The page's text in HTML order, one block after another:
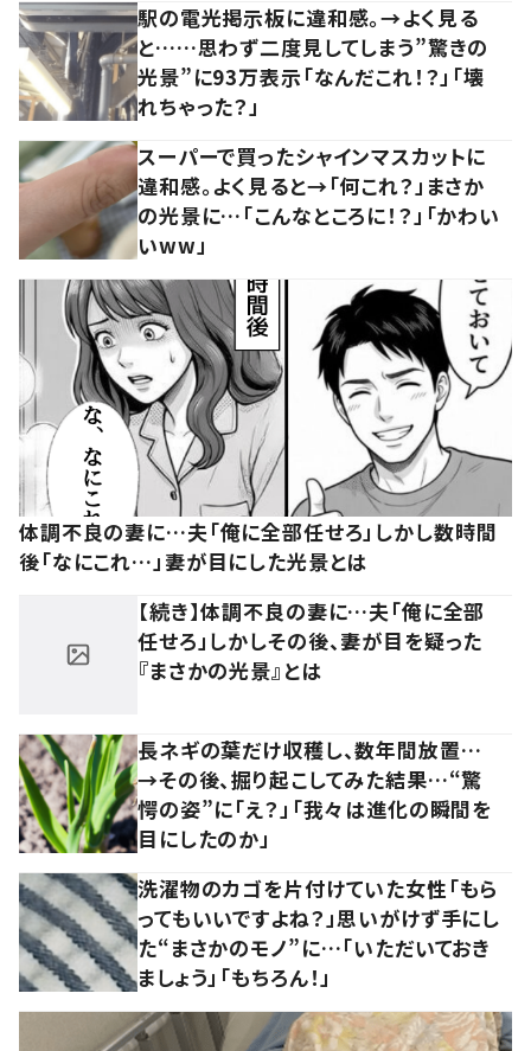
駅の電光掲示板に違和感。→よく見る
と……思わず二度見してしまう”驚きの
光景”に93万表示「なんだこれ！？」「壊
れちゃった？」
スーパーで買ったシャインマスカットに
違和感。よく見ると→「何これ？」まさか
の光景に…「こんなところに！？」「かわい
いww」
体調不良の妻に…夫「俺に全部任せろ」しかし数時間
後「なにこれ…」妻が目にした光景とは
【続き】体調不良の妻に…夫「俺に全部
任せろ」しかしその後、妻が目を疑った
『まさかの光景』とは
長ネギの葉だけ収穫し、数年間放置…
→その後、掘り起こしてみた結果…“驚
愕の姿”に「え？」「我々は進化の瞬間を
目にしたのか」
洗濯物のカゴを片付けていた女性「もら
ってもいいですよね？」思いがけず手にし
た“まさかのモノ”に…「いただいておき
ましょう」「もちろん！」